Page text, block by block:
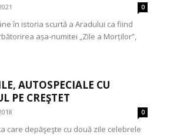
0
în istoria scurtă a Aradului ca fiind
așa-numitei „Zile a Morților”,
AUTOSPECIALE CU
PE CREŞTET
0
care depăşeşte cu două zile celebrele